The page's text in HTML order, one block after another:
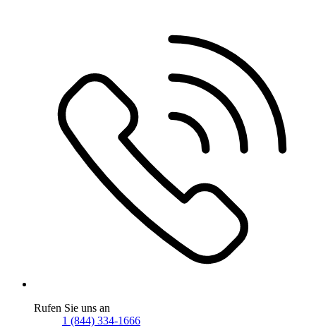
Rufen Sie uns an
1 (844) 334-1666